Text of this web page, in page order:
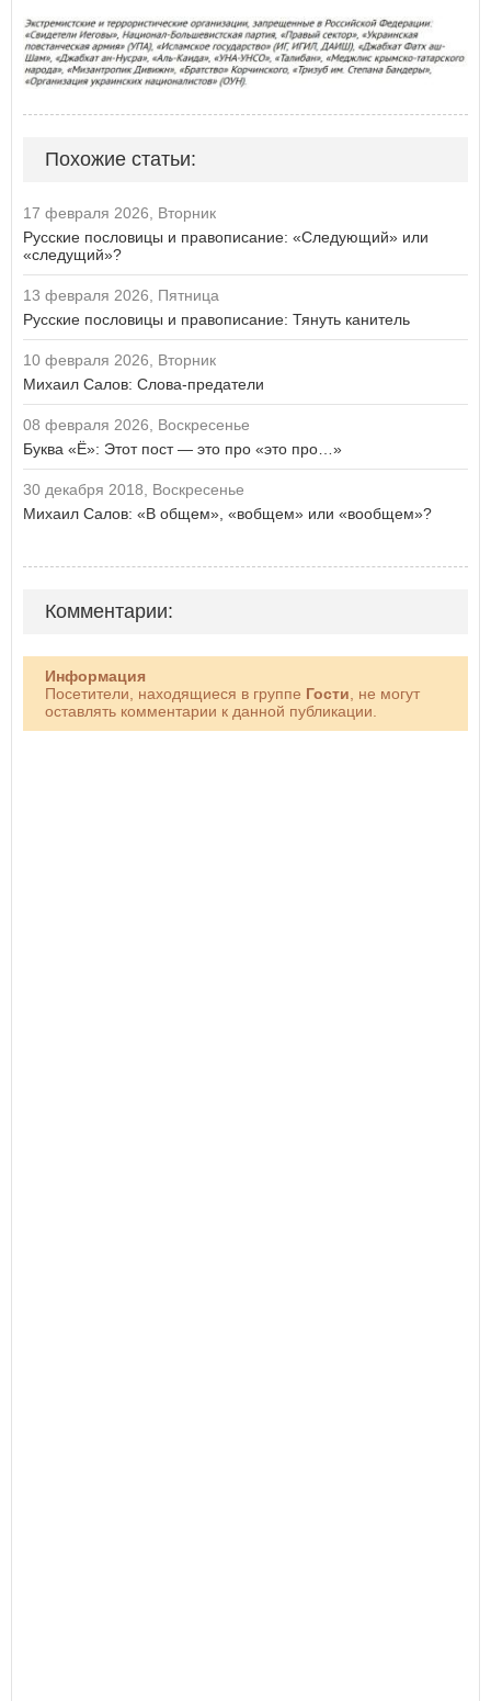
Похожие статьи:
17 февраля 2026, Вторник
Русские пословицы и правописание: «Следующий» или
«cледущий»?
13 февраля 2026, Пятница
Русские пословицы и правописание: Тянуть канитель
10 февраля 2026, Вторник
Михаил Салов: Слова-предатели
08 февраля 2026, Воскресенье
Буква «Ё»: Этот пост — это про «это про…»
30 декабря 2018, Воскресенье
Михаил Салов: «В общем», «вобщем» или «вообщем»?
Комментарии:
Информация
Посетители, находящиеся в группе Гости, не могут
оставлять комментарии к данной публикации.